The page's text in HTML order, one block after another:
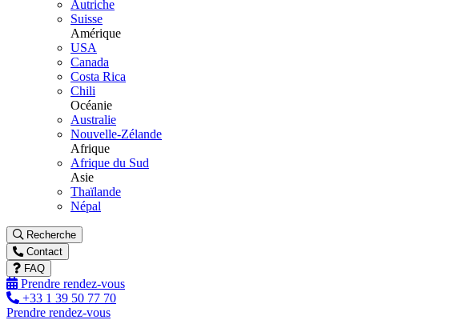
Autriche
Suisse
Amérique
USA
Canada
Costa Rica
Chili
Océanie
Australie
Nouvelle-Zélande
Afrique
Afrique du Sud
Asie
Thaïlande
Népal
Recherche
Contact
FAQ
Prendre rendez-vous
+33 1 39 50 77 70
Prendre rendez-vous